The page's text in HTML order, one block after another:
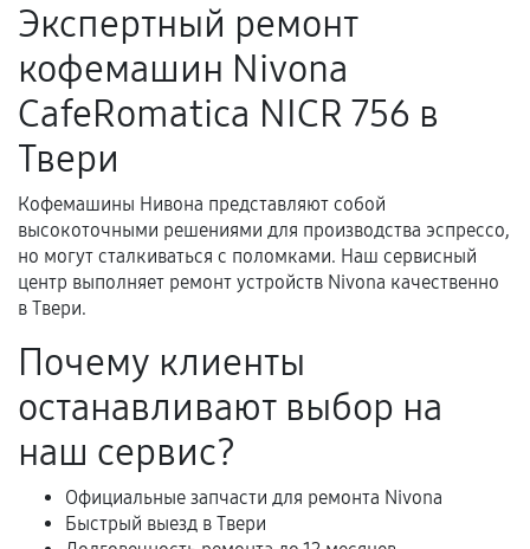
Поломка установленной детали при
нормальной эксплуатации в течение
гарантийного срока.
Несоответствие комплектующей заявленным
техническим характеристикам.
Документы для подтверждения
гарантии
Акт выполненных работ с датой, перечнем
услуг и сроком гарантии.
Документы на установленные комплектующие
и кассовый чек.
Экспертный ремонт
кофемашин Nivona
CafeRomatica NICR 756 в
Твери
Кофемашины Нивона представляют собой
высокоточными решениями для производства эспрессо,
но могут сталкиваться с поломками. Наш сервисный
центр выполняет ремонт устройств Nivona качественно
в Твери.
Почему клиенты
останавливают выбор на
наш сервис?
Официальные запчасти для ремонта Nivona
Быстрый выезд в Твери